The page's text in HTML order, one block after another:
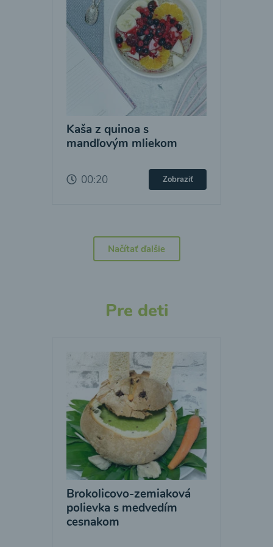
Kaša z quinoa s
mandľovým mliekom
00:20 Zobraziť
Načítať ďalšie
Pre deti
Brokolicovo-zemiaková
polievka s medvedím
cesnakom